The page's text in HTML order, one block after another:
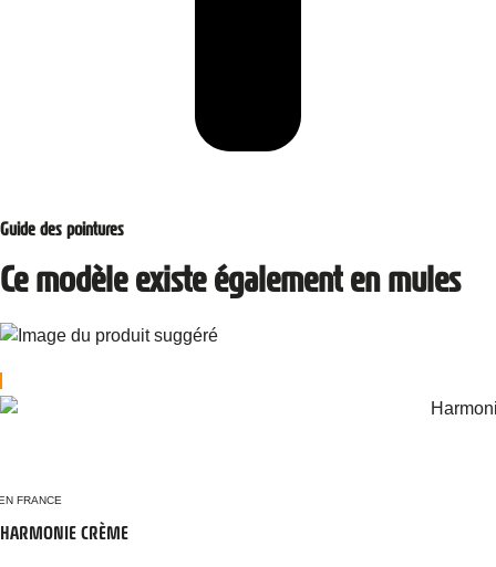
Guide des pointures
Ce modèle existe également en mules
FRANCE
HARMONIE CRÈME